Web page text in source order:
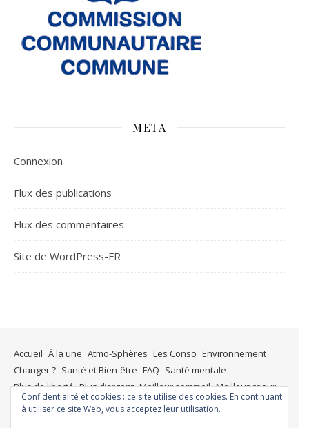
META
Connexion
Flux des publications
Flux des commentaires
Site de WordPress-FR
Accueil Á la une Atmo-Sphères Les Conso Environnement
Changer ? Santé et Bien-être FAQ Santé mentale
Plus de liberté Plus d’argent Meilleur sommeil Meilleur coeur
Meilleur souffle
Meilleure fertilité Meilleure vie sexuelle
Confidentialité et cookies : ce site utilise des cookies. En continuant
à utiliser ce site Web, vous acceptez leur utilisation.